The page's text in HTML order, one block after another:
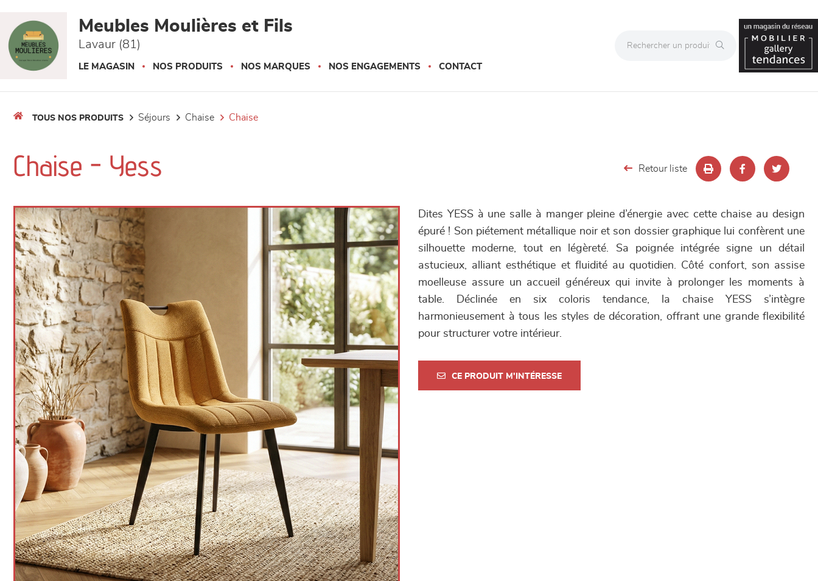
Meubles Moulières et Fils
Lavaur (81)
LE MAGASIN NOS PRODUITS NOS MARQUES NOS ENGAGEMENTS CONTACT
TOUS NOS PRODUITS séjours chaise chaise
Chaise - Yess Retour liste
Dites YESS à une salle à manger pleine d’énergie avec cette chaise au design
épuré ! Son piétement métallique noir et son dossier graphique lui confèrent une
silhouette moderne, tout en légèreté. Sa poignée intégrée signe un détail
astucieux, alliant esthétique et fluidité au quotidien. Côté confort, son assise
moelleuse assure un accueil généreux qui invite à prolonger les moments à
table. Déclinée en six coloris tendance, la chaise YESS s’intègre
harmonieusement à tous les styles de décoration, offrant une grande flexibilité
pour structurer votre intérieur.
CE PRODUIT M'INTÉRESSE